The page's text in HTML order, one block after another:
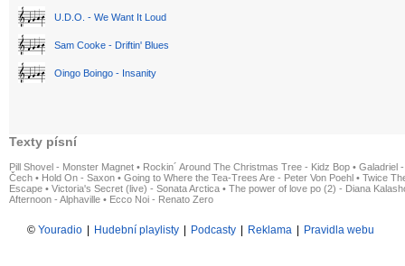
U.D.O. - We Want It Loud
Sam Cooke - Driftin' Blues
Oingo Boingo - Insanity
Texty písní
Pill Shovel - Monster Magnet • Rockin´ Around The Christmas Tree - Kidz Bop • Galadriel
Čech • Hold On - Saxon • Going to Where the Tea-Trees Are - Peter Von Poehl • Twice
Escape • Victoria's Secret (live) - Sonata Arctica • The power of love po (2) - Diana
Afternoon - Alphaville • Ecco Noi - Renato Zero
© Youradio Hudební playlisty Podcasty Reklama Pravidla webu